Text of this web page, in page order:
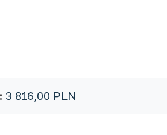
3 816,00 PLN